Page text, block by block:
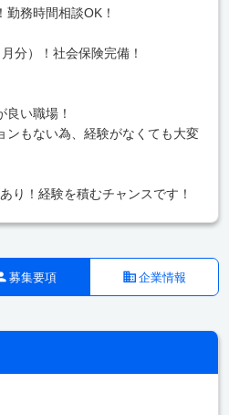
勤務時間相談OK！
分）！社会保険完備！
良い職場！
ンもない為、経験がなくても大変
り！経験を積むチャンスです！
募集要項 企業情報